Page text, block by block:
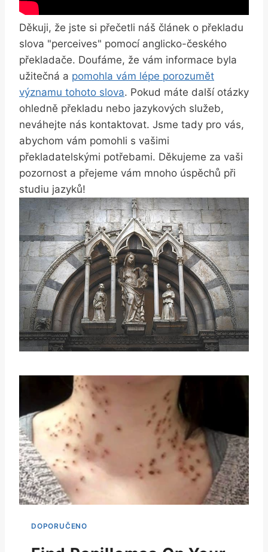
Děkuji, že jste si přečetli náš článek o překladu
slova "perceives" pomocí anglicko-českého
překladače. Doufáme, že vám informace byla
užitečná a pomohla vám lépe porozumět
významu tohoto slova. Pokud máte další otázky
ohledně překladu nebo jazykových služeb,
neváhejte nás kontaktovat. Jsme tady pro vás,
abychom vám pomohli s vašimi
překladatelskými potřebami. Děkujeme za vaši
pozornost a přejeme vám mnoho úspěchů při
studiu jazyků!